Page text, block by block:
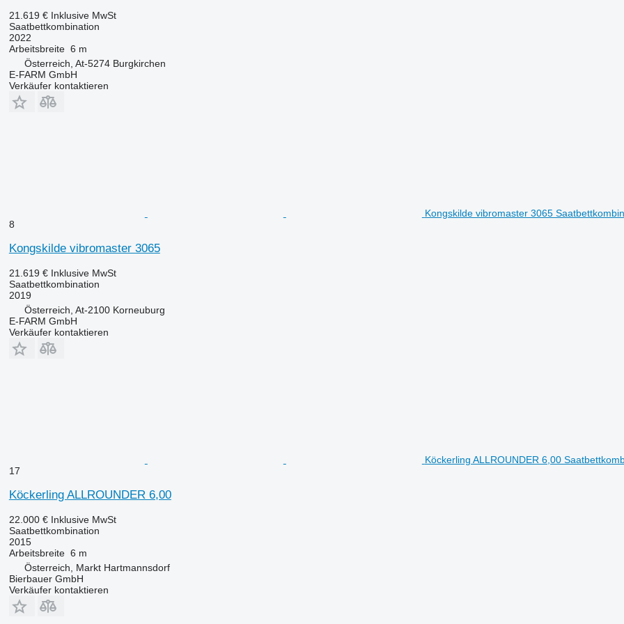
21.619 € Inklusive MwSt
Saatbettkombination
2022
Arbeitsbreite 6 m
Österreich, At-5274 Burgkirchen
E-FARM GmbH
Verkäufer kontaktieren
Kongskilde vibromaster 3065
8
Kongskilde vibromaster 3065
21.619 € Inklusive MwSt
Saatbettkombination
2019
Österreich, At-2100 Korneuburg
E-FARM GmbH
Verkäufer kontaktieren
Köckerling ALLROUNDER 6,00
17
Köckerling ALLROUNDER 6,00
22.000 € Inklusive MwSt
Saatbettkombination
2015
Arbeitsbreite 6 m
Österreich, Markt Hartmannsdorf
Bierbauer GmbH
Verkäufer kontaktieren